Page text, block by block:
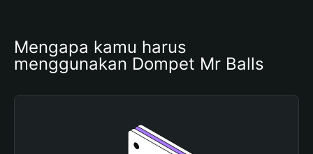
Mengapa kamu harus
menggunakan Dompet Mr Balls